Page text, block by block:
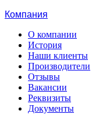
Компания
О компании
История
Наши клиенты
Производители
Отзывы
Вакансии
Реквизиты
Документы